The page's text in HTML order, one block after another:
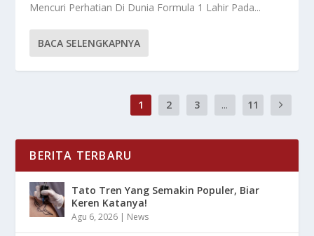
Mencuri Perhatian Di Dunia Formula 1 Lahir Pada...
BACA SELENGKAPNYA
1 2 3 ... 11
BERITA TERBARU
Tato Tren Yang Semakin Populer, Biar
Keren Katanya!
Agu 6, 2026 | News